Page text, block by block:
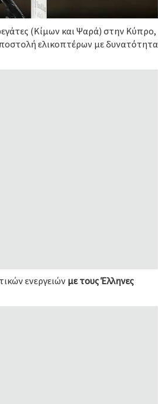
(Κίμων και Ψαρά) στην Κύπρο,
ελικοπτέρων με δυνατότητα
ενεργειών με τους Έλληνες